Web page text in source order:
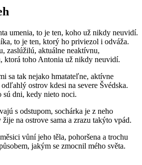
umenia, to je ten, koho už nikdy neuvidí.
to je ten, ktorý ho priviezol i odváža.
zaslúžilú, aktuálne neaktívnu,
ktorá toho Antonia už nikdy neuvidí.
sa tak nejako hmatateľne, aktívne
ostrov kdesi na severe Švédska.
sú dni, kedy nieto noci.
s odstupom, sochárka je z neho
na ostrove sama a zrazu takýto vpád.
vůní jeho těla, pohoršena a trochu
jakým se zmocnil mého světa.